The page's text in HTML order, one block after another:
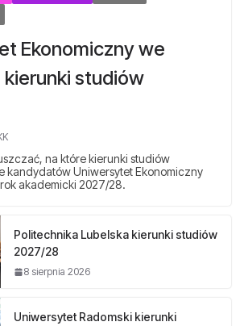
Ekonomiczny we
kierunki studiów
na które kierunki studiów
kandydatów Uniwersytet Ekonomiczny
akademicki 2027/28.
Politechnika Lubelska kierunki studiów
2027/28
8 sierpnia 2026
Uniwersytet Radomski kierunki